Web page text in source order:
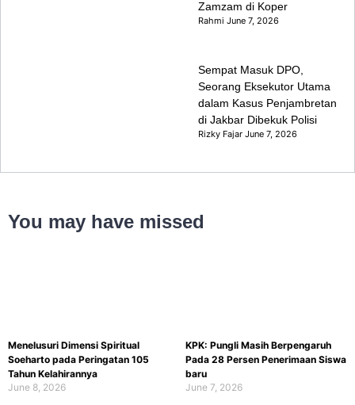
Zamzam di Koper
RahmiJune 7, 2026
Sempat Masuk DPO,
Seorang Eksekutor Utama
dalam Kasus Penjambretan
di Jakbar Dibekuk Polisi
Rizky FajarJune 7, 2026
You may have missed
Menelusuri Dimensi Spiritual
Soeharto pada Peringatan 105
Tahun Kelahirannya
June 8, 2026
KPK: Pungli Masih Berpengaruh
Pada 28 Persen Penerimaan Siswa
baru
June 7, 2026